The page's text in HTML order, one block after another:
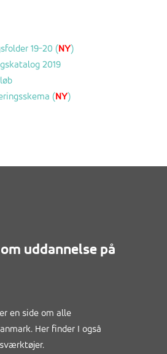
19-20 ( NY)
2019
( NY)
uddannelse på
er en side om alle
Her finder I også